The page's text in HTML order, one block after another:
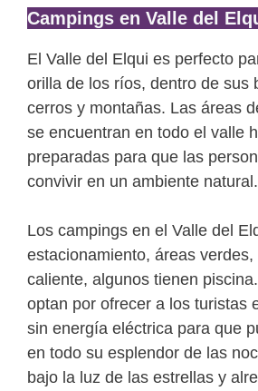
Campings en Valle del
El Valle del Elqui es perfecto
orilla de los ríos, dentro de sus
cerros y montañas. Las áreas
se encuentran en todo el valle
preparadas para que las
convivir en un ambiente natural.
Los campings en el Valle del
estacionamiento, áreas
caliente, algunos tienen
optan por ofrecer a los turistas
sin energía eléctrica para que
en todo su esplendor de las
bajo la luz de las estrellas y